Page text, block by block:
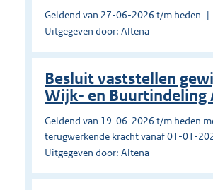
Geldend van 27-06-2026 t/m heden
Uitgegeven door: Altena
Besluit vaststellen
Wijk- en Buurtindeling
Geldend van 19-06-2026 t/m heden
terugwerkende kracht vanaf 01-01-
Uitgegeven door: Altena